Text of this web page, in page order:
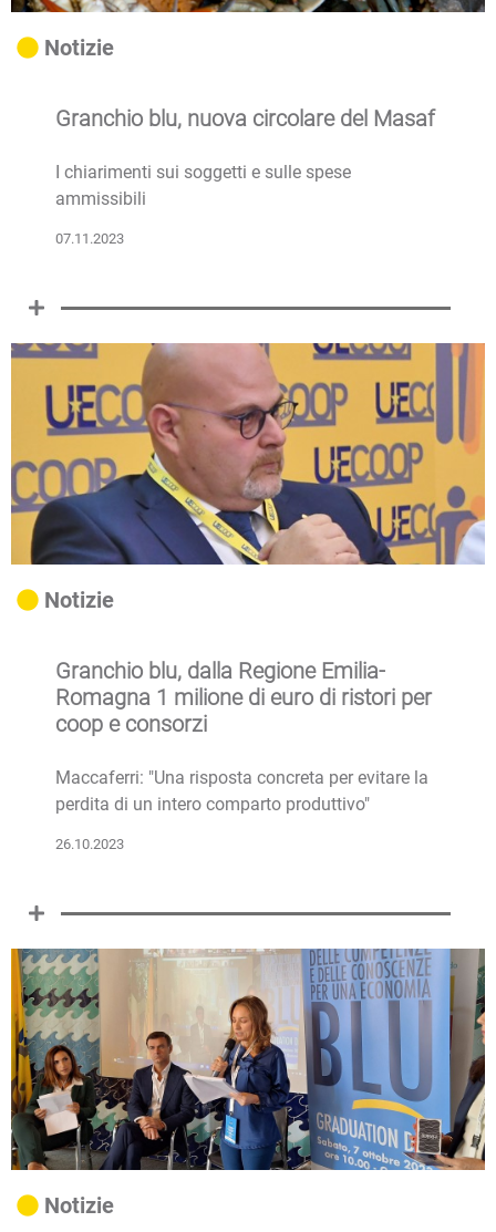
Notizie
Granchio blu, nuova circolare del Masaf
I chiarimenti sui soggetti e sulle spese
ammissibili
07.11.2023
Notizie
Granchio blu, dalla Regione Emilia-
Romagna 1 milione di euro di ristori per
coop e consorzi
Maccaferri: "Una risposta concreta per evitare la
perdita di un intero comparto produttivo"
26.10.2023
Notizie